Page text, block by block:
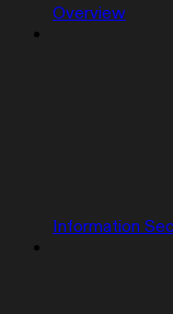
Overview
Information